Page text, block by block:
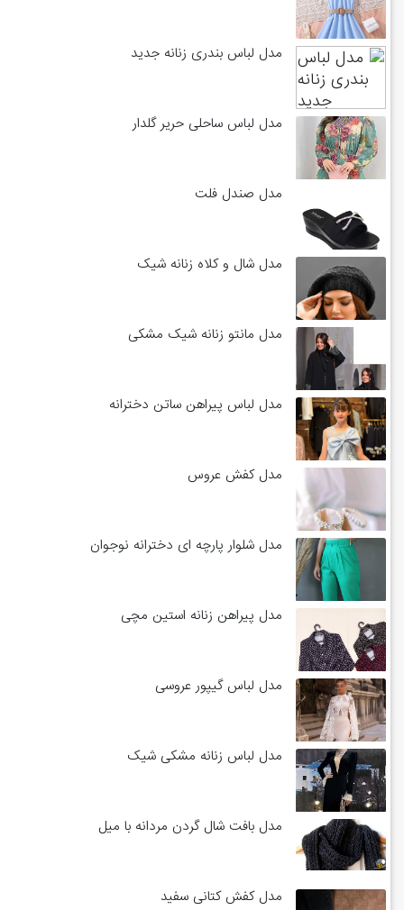
مدل لباس بندری زنانه جدید
مدل لباس ساحلی حریر گلدار
مدل صندل فلت
مدل شال و کلاه زنانه شیک
مدل مانتو زنانه شیک مشکی
مدل لباس پیراهن ساتن دخترانه
مدل کفش عروس
مدل شلوار پارچه ای دخترانه نوجوان
مدل پیراهن زنانه استین مچی
مدل لباس گیپور عروسی
مدل لباس زنانه مشکی شیک
مدل بافت شال گردن مردانه با میل
مدل کفش کتانی سفید